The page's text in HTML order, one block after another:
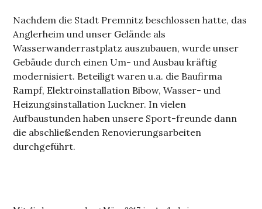
Nachdem die Stadt Premnitz beschlossen hatte, das
Anglerheim und unser Gelände als
Wasserwanderrastplatz auszubauen, wurde unser
Gebäude durch einen Um- und Ausbau kräftig
modernisiert. Beteiligt waren u.a. die Baufirma
Rampf, Elektroinstallation Bibow, Wasser- und
Heizungsinstallation Luckner. In vielen
Aufbaustunden haben unsere Sport-freunde dann
die abschließenden Renovierungsarbeiten
durchgeführt.